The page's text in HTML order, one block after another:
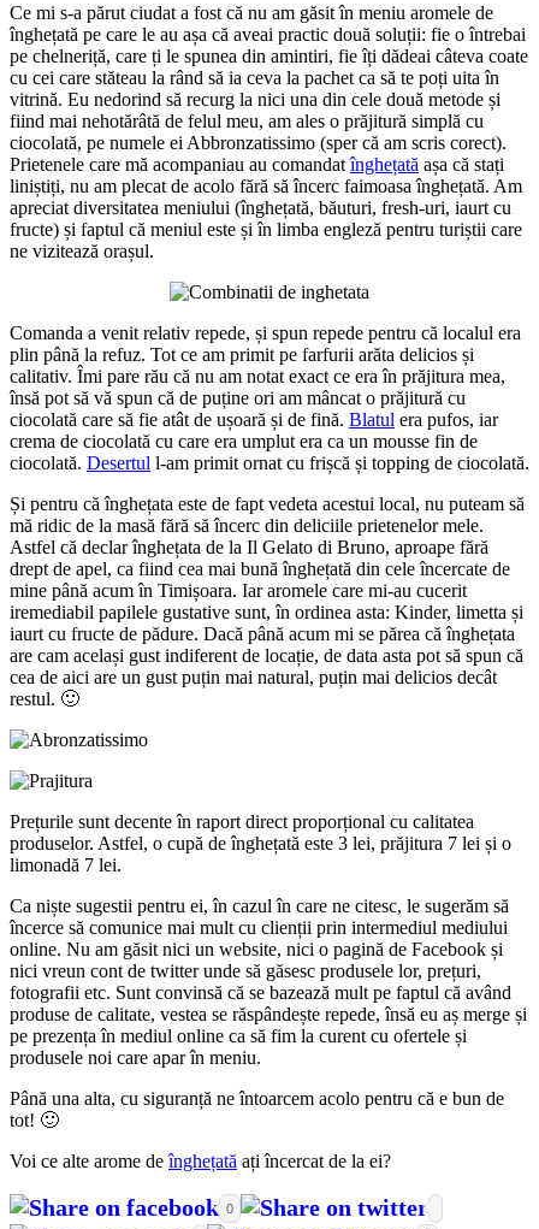
Ce mi s-a părut ciudat a fost că nu am găsit în meniu aromele de
înghețată pe care le au așa că aveai practic două soluții: fie o întrebai
pe chelneriță, care ți le spunea din amintiri, fie îți dădeai câteva coate
cu cei care stăteau la rând să ia ceva la pachet ca să te poți uita în
vitrină. Eu nedorind să recurg la nici una din cele două metode și
fiind mai nehotărâtă de felul meu, am ales o prăjitură simplă cu
ciocolată, pe numele ei Abbronzatissimo (sper că am scris corect).
Prietenele care mă acompaniau au comandatînghețată așa că stați
liniștiți, nu am plecat de acolo fără să încerc faimoasa înghețată. Am
apreciat diversitatea meniului (înghețată, băuturi, fresh-uri, iaurt cu
fructe) și faptul că meniul este și în limba engleză pentru turiștii care
ne vizitează orașul.
Comanda a venit relativ repede, și spun repede pentru că localul era
plin până la refuz. Tot ce am primit pe farfurii arăta delicios și
calitativ. Îmi pare rău că nu am notat exact ce era în prăjitura mea,
însă pot să vă spun că de puține ori am mâncat o prăjitură cu
ciocolată care să fie atât de ușoară și de fină. Blatul era pufos, iar
crema de ciocolată cu care era umplut era ca un mousse fin de
ciocolată. Desertul l-am primit ornat cu frișcă și topping de ciocolată.
Și pentru că înghețata este de fapt vedeta acestui local, nu puteam să
mă ridic de la masă fără să încerc din deliciile prietenelor mele.
Astfel că declar înghețata de la Il Gelato di Bruno, aproape fără
drept de apel, ca fiind cea mai bună înghețată din cele încercate de
mine până acum în Timișoara. Iar aromele care mi-au cucerit
iremediabil papilele gustative sunt, în ordinea asta: Kinder, limetta și
iaurt cu fructe de pădure. Dacă până acum mi se părea că înghețata
are cam același gust indiferent de locație, de data asta pot să spun că
cea de aici are un gust puțin mai natural, puțin mai delicios decât
restul. 🙂
Prețurile sunt decente în raport direct proporțional cu calitatea
produselor. Astfel, o cupă de înghețată este 3 lei, prăjitura 7 lei și o
limonadă 7 lei.
Ca niște sugestii pentru ei, în cazul în care ne citesc, le sugerăm să
încerce să comunice mai mult cu clienții prin intermediul mediului
online. Nu am găsit nici un website, nici o pagină de Facebook și
nici vreun cont de twitter unde să găsesc produsele lor, prețuri,
fotografii etc. Sunt convinsă că se bazează mult pe faptul că având
produse de calitate, vestea se răspândește repede, însă eu aș merge și
pe prezența în mediul online ca să fim la curent cu ofertele și
produsele noi care apar în meniu.
Până una alta, cu siguranță ne întoarcem acolo pentru că e bun de
tot! 🙂
Voi ce alte arome deînghețată ați încercat de la ei?
0